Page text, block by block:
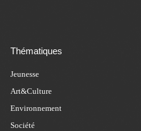
Thématiques
Jeunesse
Art&Culture
Environnement
Société